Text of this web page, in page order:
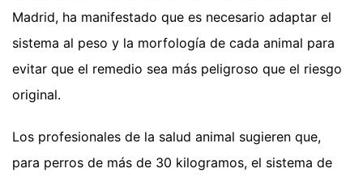
Madrid, ha manifestado que es necesario adaptar el
sistema al peso y la morfología de cada animal para
evitar que el remedio sea más peligroso que el riesgo
original.
Los profesionales de la salud animal sugieren que,
para perros de más de 30 kilogramos, el sistema de